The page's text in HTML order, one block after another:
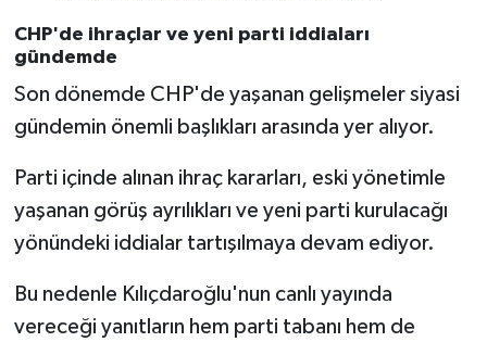
CHP'de ihraçlar ve yeni parti iddiaları
gündemde
Son dönemde CHP'de yaşanan gelişmeler siyasi
gündemin önemli başlıkları arasında yer alıyor.
Parti içinde alınan ihraç kararları, eski yönetimle
yaşanan görüş ayrılıkları ve yeni parti kurulacağı
yönündeki iddialar tartışılmaya devam ediyor.
Bu nedenle Kılıçdaroğlu'nun canlı yayında
vereceği yanıtların hem parti tabanı hem de